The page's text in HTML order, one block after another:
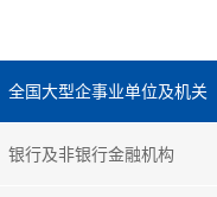
全国大型企事业单位及机关
银行及非银行金融机构